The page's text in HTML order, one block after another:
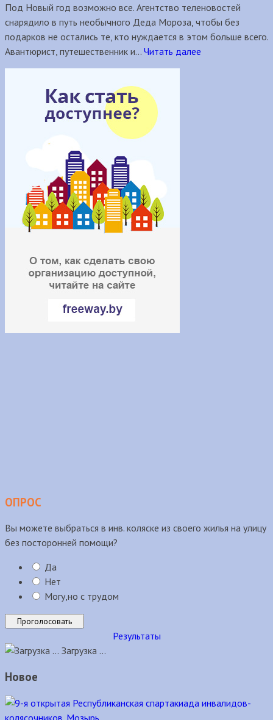
Под Новый год возможно все. Агентство теленовостей
снарядило в путь необычного Деда Мороза, чтобы без
подарков не остались те, кто нуждается в этом больше всего.
Авантюрист, путешественник и... Читать далее
ОПРОС
Вы можете выбраться в инв. коляске из своего жилья на улицу
без посторонней помощи?
Да
Нет
Могу,но с трудом
Результаты
Загрузка ...
Новое